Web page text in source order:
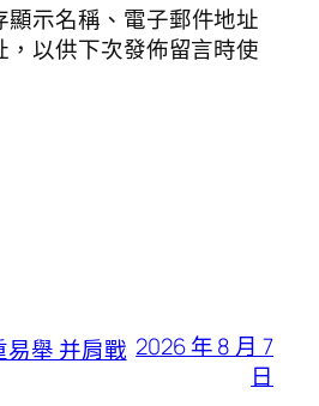
顯示名稱、電子郵件地址
，以供下次發佈留言時使
舉 并肩戰 2026 年 8 月 7
日